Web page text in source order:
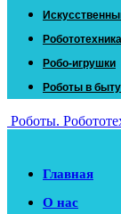
Робототехника
Робо-игрушки
Роботы в быту
Роботы.
Главная
О нас